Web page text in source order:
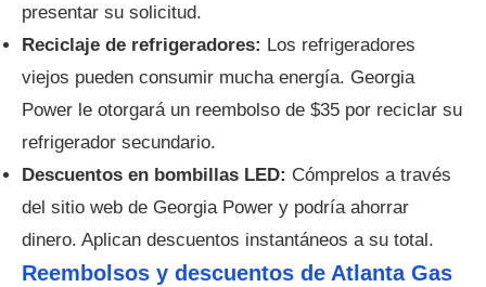
presentar su solicitud.
Reciclaje de refrigeradores: Los refrigeradores
viejos pueden consumir mucha energía. Georgia
Power le otorgará un reembolso de $35 por reciclar su
refrigerador secundario.
Descuentos en bombillas LED: Cómprelos a través
del sitio web de Georgia Power y podría ahorrar
dinero. Aplican descuentos instantáneos a su total.
Reembolsos y descuentos de Atlanta Gas